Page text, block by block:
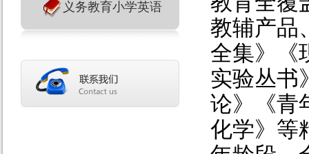
义务教育小学英语
教辅产品
全集》《
实验丛书
论》
《
化学》等